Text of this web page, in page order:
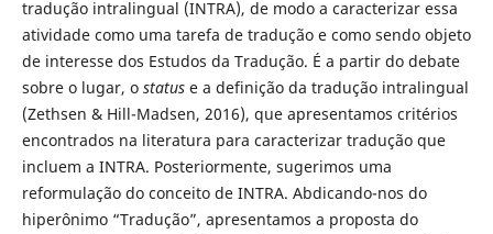
tradução intralingual (INTRA), de modo a caracterizar essa
atividade como uma tarefa de tradução e como sendo objeto
de interesse dos Estudos da Tradução. É a partir do debate
sobre o lugar, o statuse a definição da tradução intralingual
(Zethsen & Hill-Madsen, 2016), que apresentamos critérios
encontrados na literatura para caracterizar tradução que
incluem a INTRA. Posteriormente, sugerimos uma
reformulação do conceito de INTRA. Abdicando-nos do
hiperônimo “Tradução”, apresentamos a proposta do